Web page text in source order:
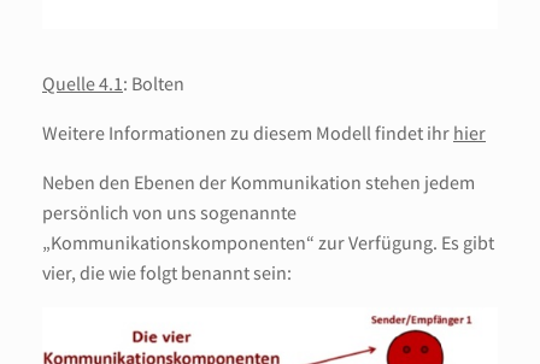
Quelle 4.1: Bolten
Weitere Informationen zu diesem Modell findet ihr hier
Neben den Ebenen der Kommunikation stehen jedem
persönlich von uns sogenannte
„Kommunikationskomponenten“ zur Verfügung. Es gibt
vier, die wie folgt benannt sein: